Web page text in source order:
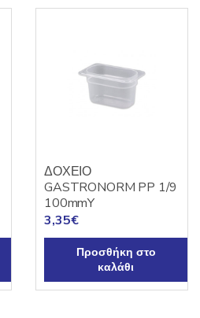
ΔΟΧΕΙΟ
GASTRONORM PP 1/9
100mmY
3,35€
Προσθήκη στο
καλάθι